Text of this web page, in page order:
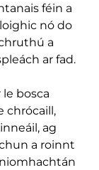
féin a
nó do
a
ar fad.
bosca
chrócaill,
ag
a roinnt